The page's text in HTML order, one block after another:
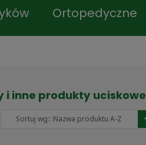
Ortopedyczne
inne produkty uciskowe
Sortuj wg:: Nazwa produktu A-Z